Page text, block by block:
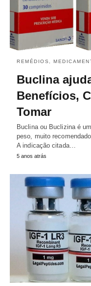
REMÉDIOS,
Buclina
Benefícios,
Tomar
Buclina ou Buclizina é
peso, muito
A indicação citada…
5 anos atrás